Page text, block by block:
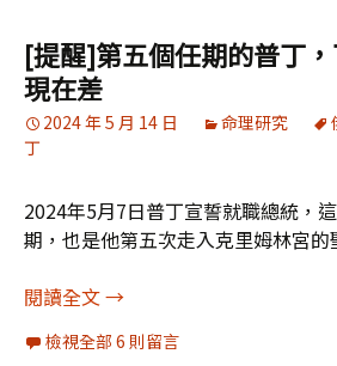
[提醒]第五個任期的普丁
現在差
2024 年 5 月 14 日 命理研究
丁
2024年5月7日普丁宣誓就職總統，
期，也是他第五次走入克里姆林宮的
閱讀全文[提醒]第五個任期的普丁，
→
檢視全部 6 則留言